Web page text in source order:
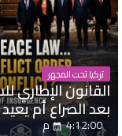
تركيا تحت المجهر
القانون الإطاري
بعد الصراع أم
4:12:00 م